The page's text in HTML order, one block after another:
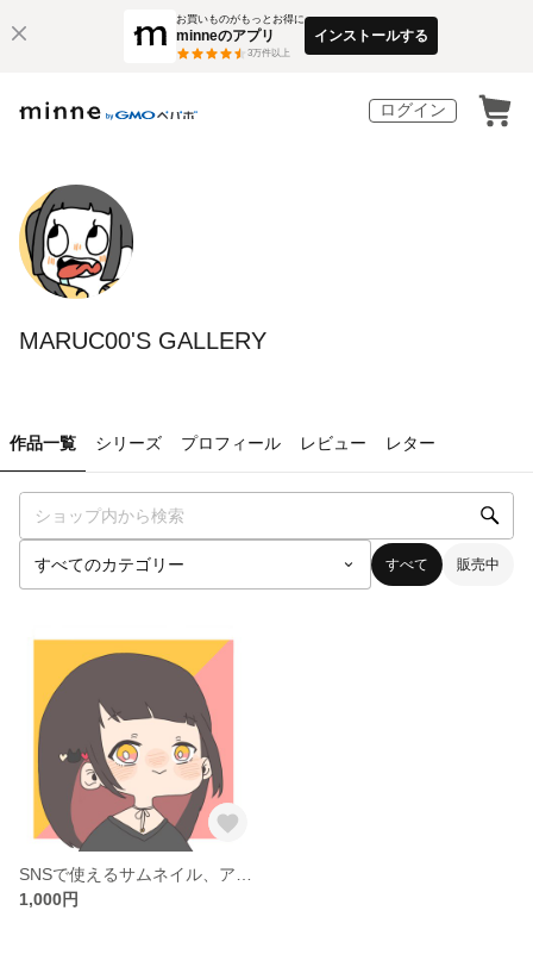
お買いものがもっとお得に
minneのアプリ
3万件以上
インストールする
ログイン
MARUC00'S GALLERY
作品一覧 シリーズ プロフィール レビュー レター
すべて 販売中
1,000円